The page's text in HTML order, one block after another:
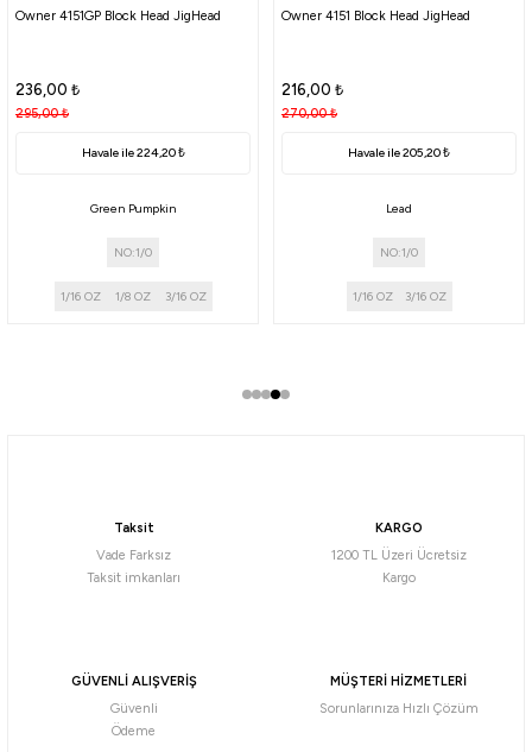
Owner 4151GP Block Head JigHead
236,00 ₺
295,00₺
Havale ile 224,20 ₺
Green Pumpkin
NO:1/0
1/16 OZ 1/8 OZ 3/16 OZ
Owner 4151 Block Head JigHead
216,00 ₺
270,00₺
Havale ile 205,20 ₺
Lead
NO:1/0
1/16 OZ 3/16 OZ
Taksit
Vade Farksız
Taksit imkanları
KARGO
1200 TL Üzeri Ücretsiz
Kargo
GÜVENLİ ALIŞVERİŞ
Güvenli
Ödeme
MÜŞTERİ HİZMETLERİ
Sorunlarınıza Hızlı Çözüm